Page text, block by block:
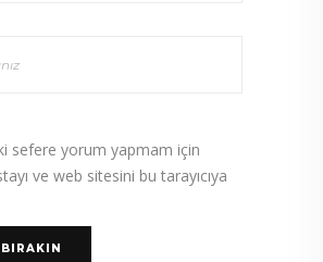
sefere yorum yapmam için
ve web sitesini bu tarayıcıya